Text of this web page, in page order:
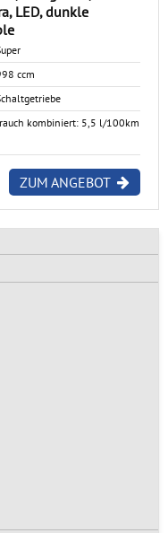
LED, dunkle
ccm
kombiniert: 5,5 l/100km
ZUM ANGEBOT